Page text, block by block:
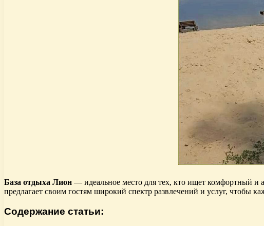
База отдыха Лион — идеальное место для тех, кто ищет комфортный и
предлагает своим гостям широкий спектр развлечений и услуг, чтобы
Содержание статьи: